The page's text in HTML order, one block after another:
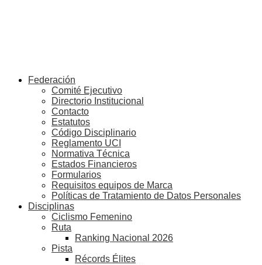
Federación
Comité Ejecutivo
Directorio Institucional
Contacto
Estatutos
Código Disciplinario
Reglamento UCI
Normativa Técnica
Estados Financieros
Formularios
Requisitos equipos de Marca
Políticas de Tratamiento de Datos Personales
Disciplinas
Ciclismo Femenino
Ruta
Ranking Nacional 2026
Pista
Récords Élites